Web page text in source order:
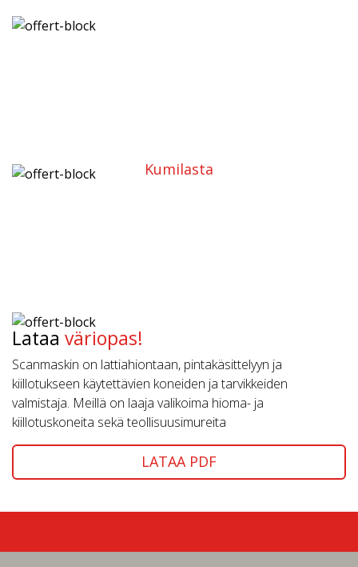
Kumilasta
Lataa väriopas!
Scanmaskin on lattiahiontaan, pintakäsittelyyn ja
kiillotukseen käytettävien koneiden ja tarvikkeiden
valmistaja. Meillä on laaja valikoima hioma- ja
kiillotuskoneita sekä teollisuusimureita
LATAA PDF